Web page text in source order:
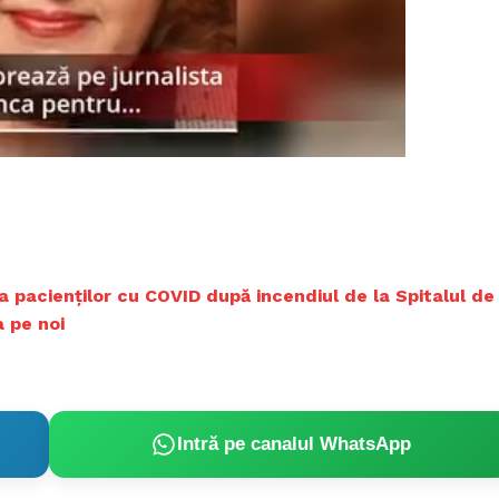
PRESShub
Despre noi / Echipa
cu COVID după incendiul de la Spitalul de
pe noi
Intră pe canalul WhatsApp